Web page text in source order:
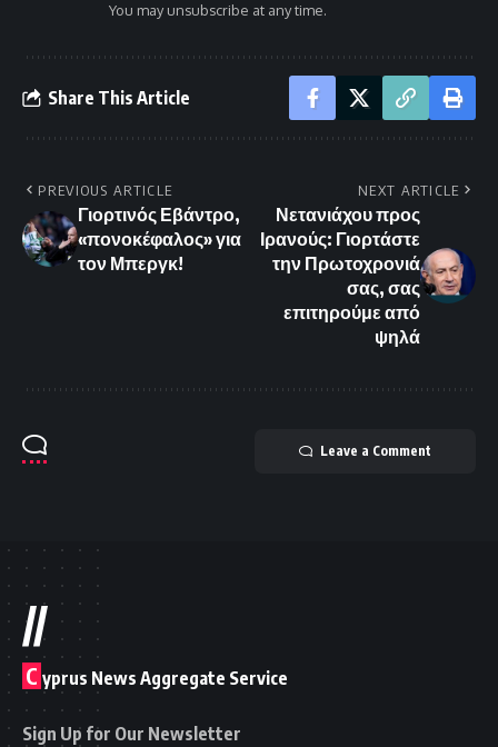
You may unsubscribe at any time.
Share This Article
PREVIOUS ARTICLE
Γιορτινός Εβάντρο,
«πονοκέφαλος» για
τον Μπεργκ!
NEXT ARTICLE
Νετανιάχου προς
Ιρανούς: Γιορτάστε
την Πρωτοχρονιά
σας, σας
επιτηρούμε από
ψηλά
Leave a Comment
//
C yprus News Aggregate Service
Sign Up for Our Newsletter